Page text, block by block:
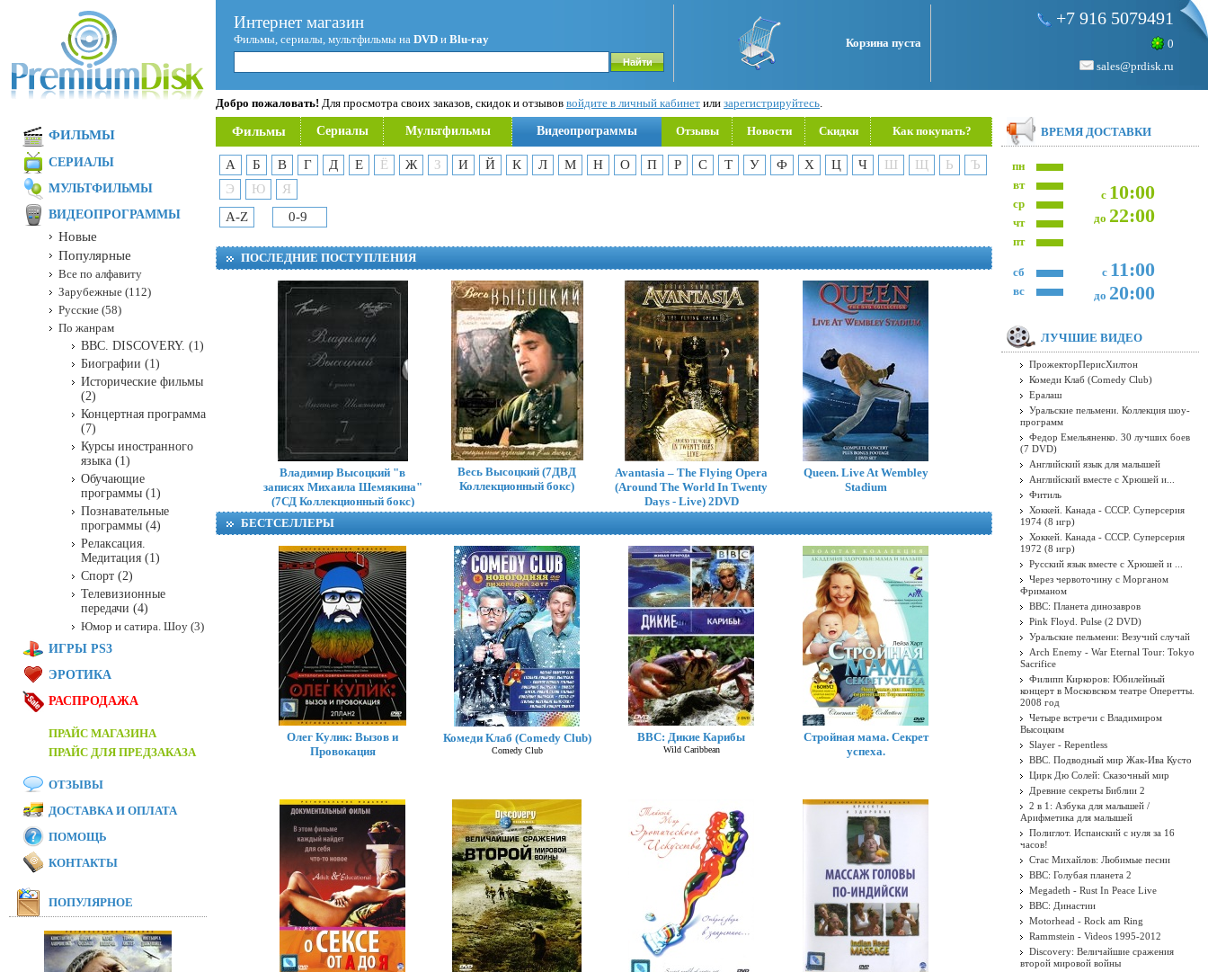
Интернет магазин
Фильмы, сериалы, мультфильмы на DVD и Blu-ray Корзина пуста
+7 916 5079491
0
sales@prdisk.ru
Добро пожаловать! Для просмотра своих заказов, скидок и отзывов войдите в личный кабинет или зарегистрируйтесь.
Фильмы Сериалы Мультфильмы Видеопрограммы Отзывы Новости Скидки Как покупать?
А Б В Г Д Е Ё Ж З И Й К Л М Н О П Р С Т У Ф Х Ц Ч Ш Щ Ь
Ъ
Э
Ю
Я
A-Z
0-9
ПОСЛЕДНИЕ ПОСТУПЛЕНИЯ
Владимир Высоцкий "в
записях Михаила Шемякина"
(7СД Коллекционный бокс)
Весь Высоцкий (7ДВД
Коллекционный бокс)
Avantasia – The Flying Opera
(Around The World In Twenty
Days - Live) 2DVD
Queen. Live At Wembley
Stadium
Mr. Big – What If... 4 DVD
BoxSet (Коллекционное)
БЕСТСЕЛЛЕРЫ
Олег Кулик: Вызов и
Провокация
Комеди Клаб (Comedy Club)
Comedy Club
BBC: Дикие Карибы
Wild Caribbean
Стройная мама. Секрет
успеха.
ФИЛЬМЫ
СЕРИАЛЫ
МУЛЬТФИЛЬМЫ
ВИДЕОПРОГРАММЫ
Новые
Популярные
Все по алфавиту
Зарубежные (112)
Русские (58)
По жанрам
BBC. DISCOVERY. (1)
Биографии (1)
Исторические фильмы
(2)
Концертная программа
(7)
Курсы иностранного
языка (1)
Обучающие
программы (1)
Познавательные
программы (4)
Релаксация.
Медитация (1)
Спорт (2)
Телевизионные
передачи (4)
Юмор и сатира. Шоу (3)
ИГРЫ PS3
ЭРОТИКА
РАСПРОДАЖА
ПРАЙС МАГАЗИНА
ПРАЙС ДЛЯ ПРЕДЗАКАЗА
ОТЗЫВЫ
ДОСТАВКА И ОПЛАТА
ПОМОЩЬ
КОНТАКТЫ
ПОПУЛЯРНОЕ
ВРЕМЯ ДОСТАВКИ
пн
с 10:00
до 22:00
вт
ср
чт
пт
с 11:00
до 20:00
сб
вс
ЛУЧШИЕ ВИДЕО
ПрожекторПерисХилтон
Комеди Клаб (Comedy Club)
Ералаш
Уральские пельмени. Коллекция шоу-
программ
Федор Емельяненко. 30 лучших боев
(7 DVD)
Английский язык для малышей
Английский вместе с Хрюшей и...
Фитиль
Хоккей. Канада - СССР. Суперсерия
1974 (8 игр)
Хоккей. Канада - СССР. Суперсерия
1972 (8 игр)
Русский язык вместе с Хрюшей и ...
Через червоточину с Морганом
Фриманом
BBC: Планета динозавров
Pink Floyd. Pulse (2 DVD)
Уральские пельмени: Везучий случай
Arch Enemy - War Eternal Tour: Tokyo
Sacrifice
Филипп Киркоров: Юбилейный
концерт в Московском театре Оперетты.
2008 год
Четыре встречи с Владимиром
Высоцким
Slayer - Repentless
BBC. Подводный мир Жак-Ива Кусто
Цирк Дю Солей: Сказочный мир
Древние секреты Библии 2
2 в 1: Азбука для малышей /
Арифметика для малышей
Полиглот. Испанский с нуля за 16
часов!
Стас Михайлов: Любимые песни
BBC: Голубая планета 2
Megadeth - Rust In Peace Live
BBC: Династии
Motorhead - Rock am Ring
Rammstein - Videos 1995-2012
Discovery: Величайшие сражения
второй мировой войны